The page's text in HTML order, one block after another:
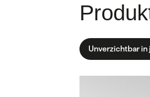
Unverzichtbar in